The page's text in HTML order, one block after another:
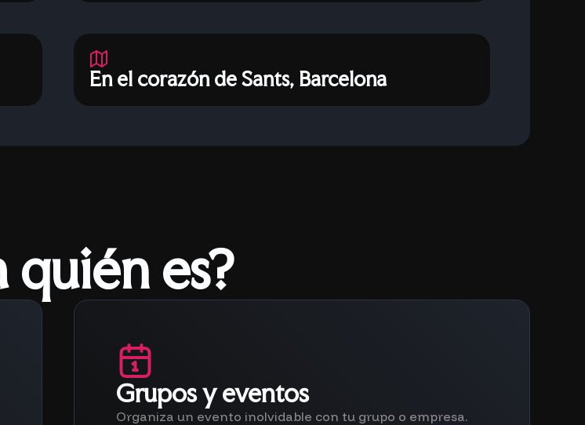
En el corazón de Sants, Barcelona
quién es?
Grupos y eventos
Organiza un evento inolvidable con tu grupo o empresa.